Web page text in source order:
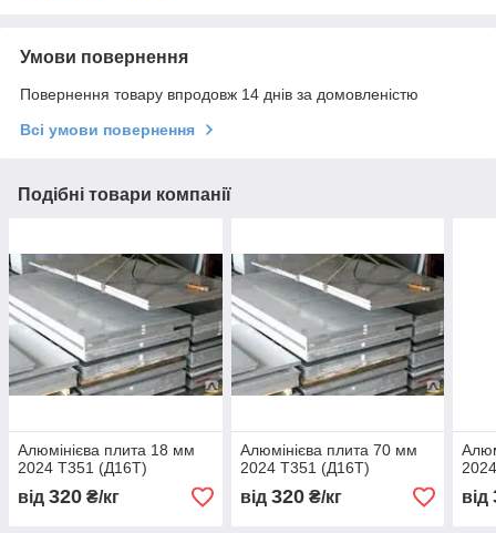
Умови повернення
Повернення товару впродовж 14 днів за домовленістю
Всі умови повернення
Подібні товари компанії
Алюмінієва плита 18 мм
2024 T351 (Д16Т)
від 320 ₴/кг
Алюмінієва плита 70 мм
2024 T351 (Д16Т)
від 320₴/кг від